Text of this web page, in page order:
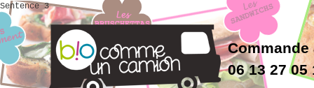
Sentence 3
Commande
06 13 27 05